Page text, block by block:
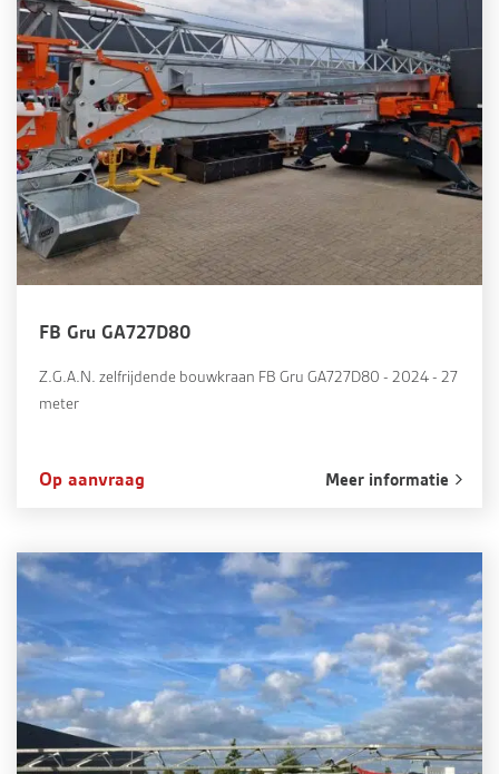
FB Gru GA727D80
Z.G.A.N. zelfrijdende bouwkraan FB Gru GA727D80 - 2024 - 27
meter
Op aanvraag Meer informatie